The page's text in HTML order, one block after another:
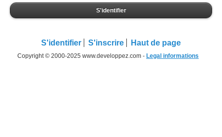
S'identifier
S'identifier S'inscrire Haut de page
Copyright © 2000-2025 www.developpez.com - Legal informations